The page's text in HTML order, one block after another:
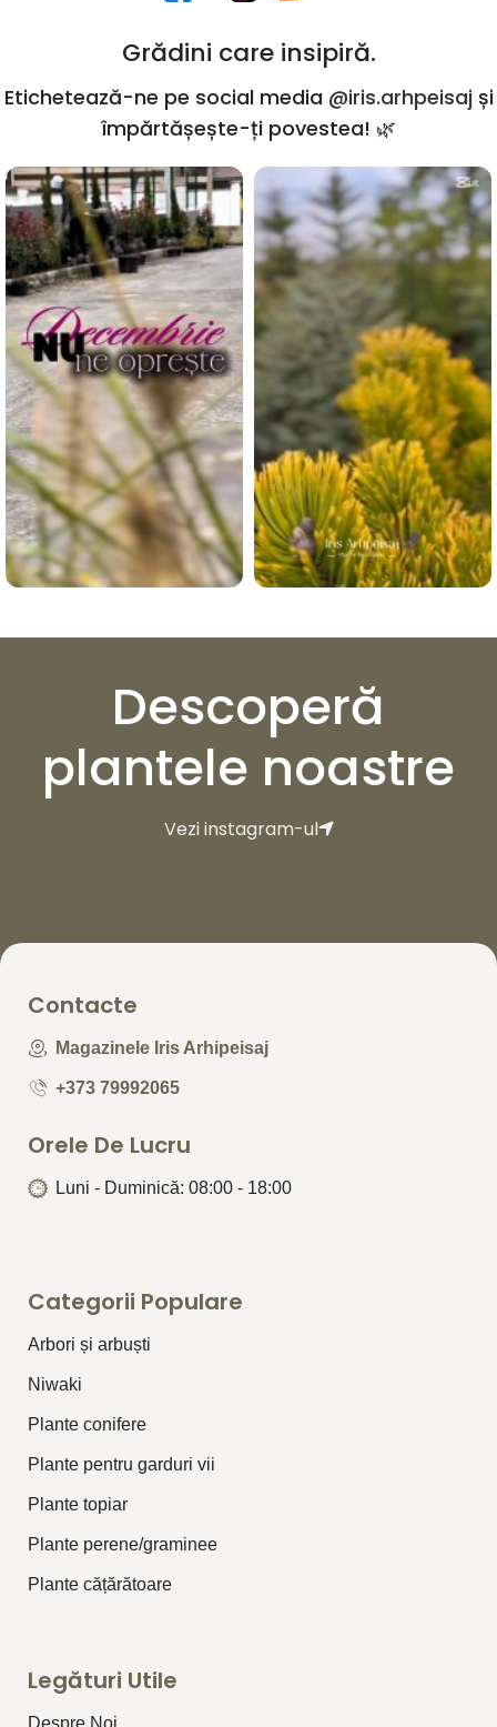
Grădini care insipiră.
Etichetează-ne pe social media @iris.arhpeisaj și
împărtășește-ți povestea! 🌿
Descoperă
plantele noastre
Vezi instagram-ul
Contacte
Magazinele Iris Arhipeisaj
+373 79992065
Orele De Lucru
Luni - Duminică: 08:00 - 18:00
Categorii Populare
Arbori și arbuști
⁠Niwaki
Plante conifere
Plante pentru garduri vii
Plante topiar
Plante perene/graminee
Plante cățărătoare
Legături Utile